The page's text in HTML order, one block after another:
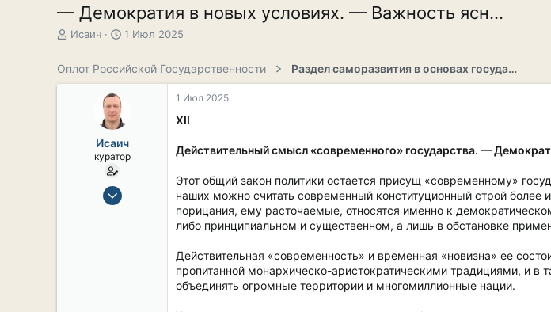
— Демократия в новых условиях. — Важность ясн...
А
о
Исаич
Д
а
л
а
1 Июл 2025
Оплот Российской Государственности Раздел саморазвития в основах государственности
Исаич
куратор
15 Сен 2019
1 Июл 2025
XII
Действительный смысл «современного» государства. —
Этот общий закон политики остается присущ «современному»
наших можно считать современный конституционный строй
порицания, ему расточаемые, относятся именно к
либо принципиальном и существенном, а лишь в обстановке
Действительная «современность» и временная «новизна» ее
пропитанной монархическо-аристократическими традициями, и в
объединять огромные территории и многомиллионные нации.